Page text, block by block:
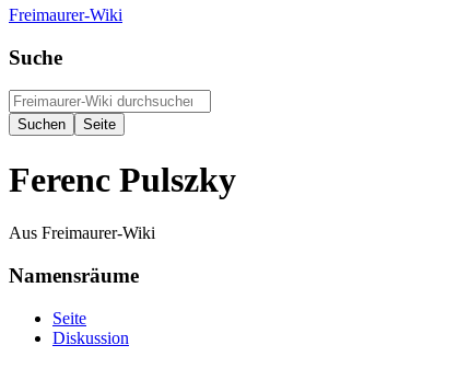
Freimaurer-Wiki
Suche
Ferenc Pulszky
Aus Freimaurer-Wiki
Namensräume
Seite
Diskussion